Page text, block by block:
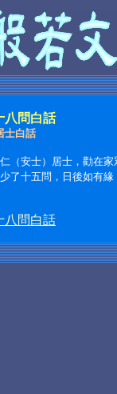
八問白話
士白話
（安士）居士，勸在家
了十五問，日後如有緣
八問白話